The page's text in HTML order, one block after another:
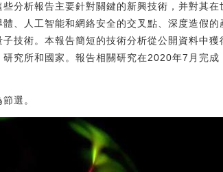
分析報告主要針對關鍵的新興技術，并對其
、人工智能和網絡安全的交叉點、深度造假
技術。本報告簡短的技術分析從公開資料中
究所和國家。報告相關研究在2020年7月完
選。